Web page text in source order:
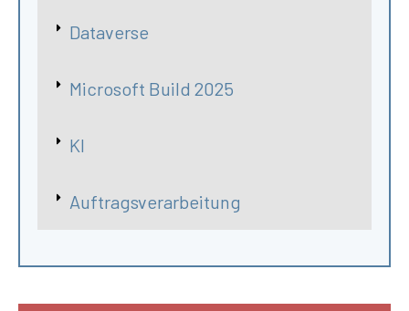
Dataverse
Microsoft Build 2025
KI
Auftragsverarbeitung